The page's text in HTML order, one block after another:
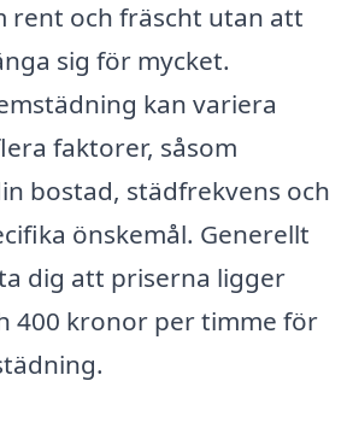
rent och fräscht utan att
sig för mycket.
kan variera
faktorer, såsom
bostad, städfrekvens och
önskemål. Generellt
dig att priserna ligger
400 kronor per timme för